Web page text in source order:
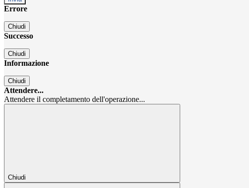
Errore
Chiudi
Successo
Chiudi
Informazione
Chiudi
Attendere...
Attendere il completamento dell'operazione...
Chiudi